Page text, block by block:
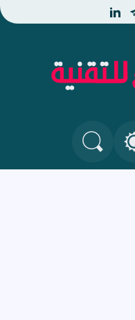
telegram
linkedin
للتقنية - جديد
التغيير بين الوضع النهاري والداكن
البحث في المدونة